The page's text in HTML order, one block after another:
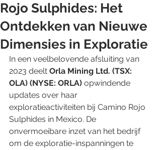
Rojo Sulphides: Het
Ontdekken van Nieuwe
Dimensies in Exploratie
In een veelbelovende afsluiting van
2023 deelt Orla Mining Ltd. (TSX:
OLA) (NYSE: ORLA) opwindende
updates over haar
exploratieactiviteiten bij Camino Rojo
Sulphides in Mexico. De
onvermoeibare inzet van het bedrijf
om de exploratie-inspanningen te